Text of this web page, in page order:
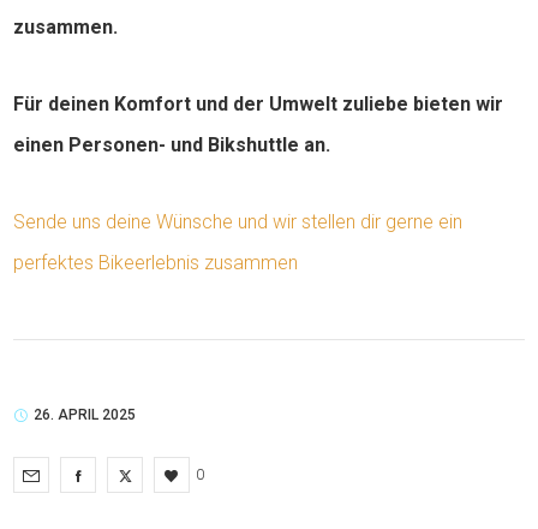
zusammen.
Für deinen Komfort und der Umwelt zuliebe bieten wir
einen Personen- und Bikshuttle an.
Sende uns deine Wünsche und wir stellen dir gerne ein
perfektes Bikeerlebnis zusammen
26. APRIL 2025
0